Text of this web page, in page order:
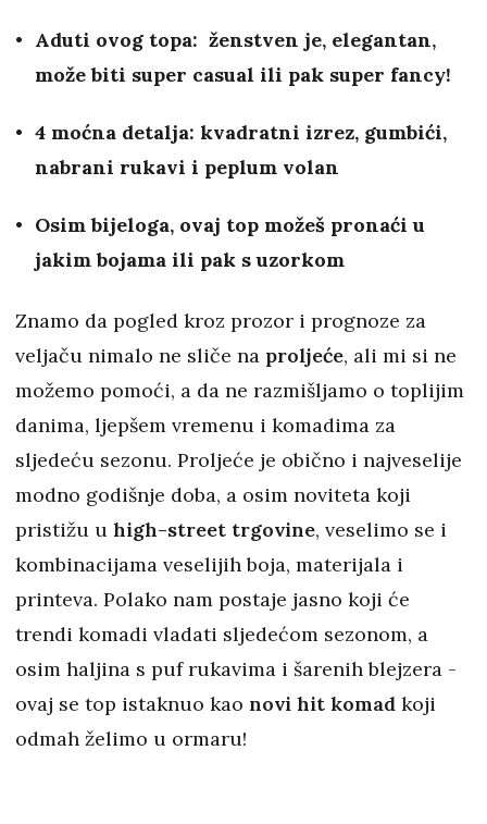
Aduti ovog topa: ženstven je, elegantan,
može biti super casual ili pak super fancy!
4 moćna detalja: kvadratni izrez, gumbići,
nabrani rukavi i peplum volan
Osim bijeloga, ovaj top možeš pronaći u
jakim bojama ili pak s uzorkom
Znamo da pogled kroz prozor i prognoze za
veljaču nimalo ne sliče na proljeće, ali mi si ne
možemo pomoći, a da ne razmišljamo o toplijim
danima, ljepšem vremenu i komadima za
sljedeću sezonu. Proljeće je obično i najveselije
modno godišnje doba, a osim noviteta koji
pristižu u high-street trgovine, veselimo se i
kombinacijama veselijih boja, materijala i
printeva. Polako nam postaje jasno koji će
trendi komadi vladati sljedećom sezonom, a
osim haljina s puf rukavima i šarenih blejzera -
ovaj se top istaknuo kao novi hit komad koji
odmah želimo u ormaru!